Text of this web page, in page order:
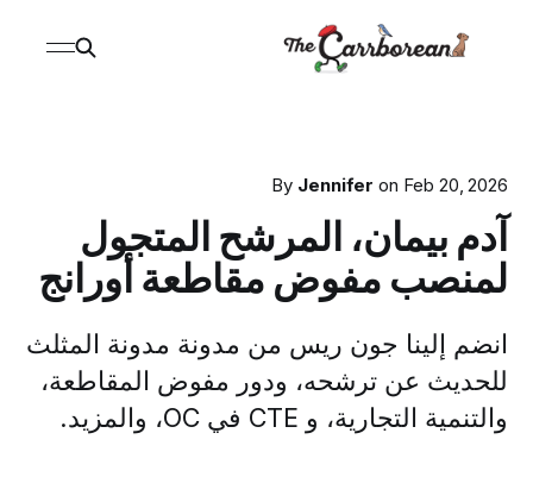
By Jennifer on Feb 20, 2026
آدم بيمان، المرشح المتجول
لمنصب مفوض مقاطعة أورانج
انضم إلينا جون ريس من مدونة مدونة المثلث
للحديث عن ترشحه، ودور مفوض المقاطعة،
والتنمية التجارية، و CTE في OC، والمزيد.